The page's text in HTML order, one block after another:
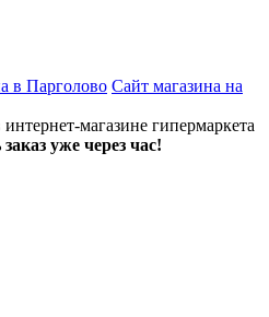
в Парголово Сайт магазина на
магазине гипермаркета
уже через час!